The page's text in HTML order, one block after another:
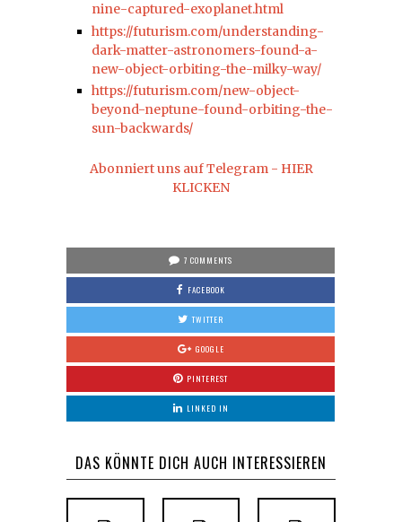
nine-captured-exoplanet.html
https://futurism.com/understanding-
dark-matter-astronomers-found-a-
new-object-orbiting-the-milky-way/
https://futurism.com/new-object-
beyond-neptune-found-orbiting-the-
sun-backwards/
Abonniert uns auf Telegram - HIER
KLICKEN
7 COMMENTS
FACEBOOK
TWITTER
GOOGLE
PINTEREST
LINKED IN
DAS KÖNNTE DICH AUCH INTERESSIEREN